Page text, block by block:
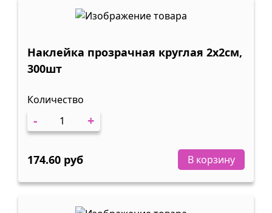
Наклейка прозрачная круглая 2х2см,
300шт
Количество
- +
174.60 руб В корзину